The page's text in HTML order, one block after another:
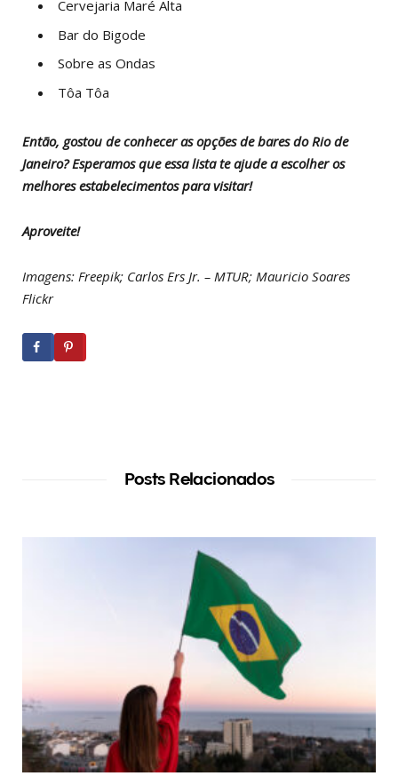
Cervejaria Maré Alta
Bar do Bigode
Sobre as Ondas
Tôa Tôa
Então, gostou de conhecer as opções de bares do Rio de
Janeiro? Esperamos que essa lista te ajude a escolher os
melhores estabelecimentos para visitar!
Aproveite!
Imagens: Freepik; Carlos Ers Jr. – MTUR; Mauricio Soares
Flickr
Posts Relacionados